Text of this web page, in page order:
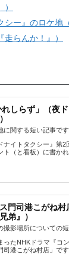
ー』のロケ地
らんか！』）
れしらず」（夜
に関する短い記事です
ナイトタクシー』第2
ト（と看板）に書か
ス門司港こがね
弟』）
撮影場所についての短
ったNHKドラマ『コ
司港こがね村店」で